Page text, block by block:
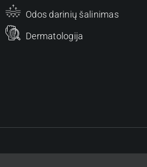
Odos darinių šalinimas
Dermatologija